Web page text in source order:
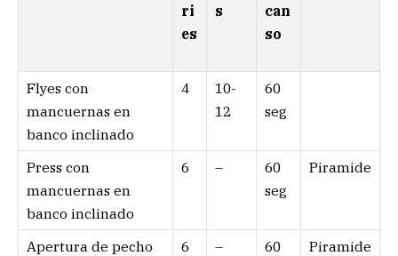
ri
es
s
can
so
Flyes con
mancuernas en
banco inclinado
4
10-
12
60
seg
Press con
mancuernas en
banco inclinado
6 –
60
seg
Piramide
Apertura de pecho
6 –
60
Piramide